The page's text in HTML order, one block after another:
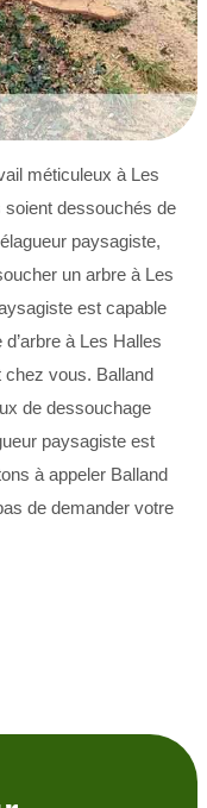
méticuleux à Les
dessouchés de
paysagiste,
un arbre à Les
est capable
à Les Halles
chez vous. Balland
de dessouchage
paysagiste est
à appeler Balland
de demander votre